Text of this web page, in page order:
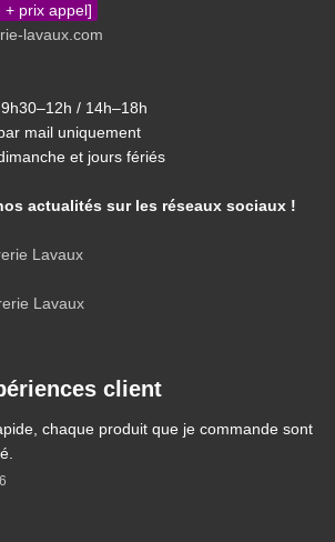
+ prix appel]
lavaux.com
/ 14h–18h
mail uniquement
et jours fériés
actualités sur les réseaux sociaux !
Lavaux
Lavaux
client
chaque produit que je commande sont